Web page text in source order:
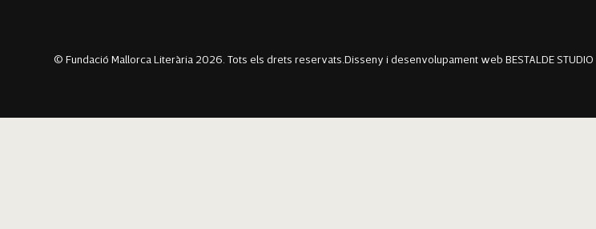
© Fundació Mallorca Literària 2026. Tots els drets reservats. Disseny i desenvolupament web BESTALDE STUDIO